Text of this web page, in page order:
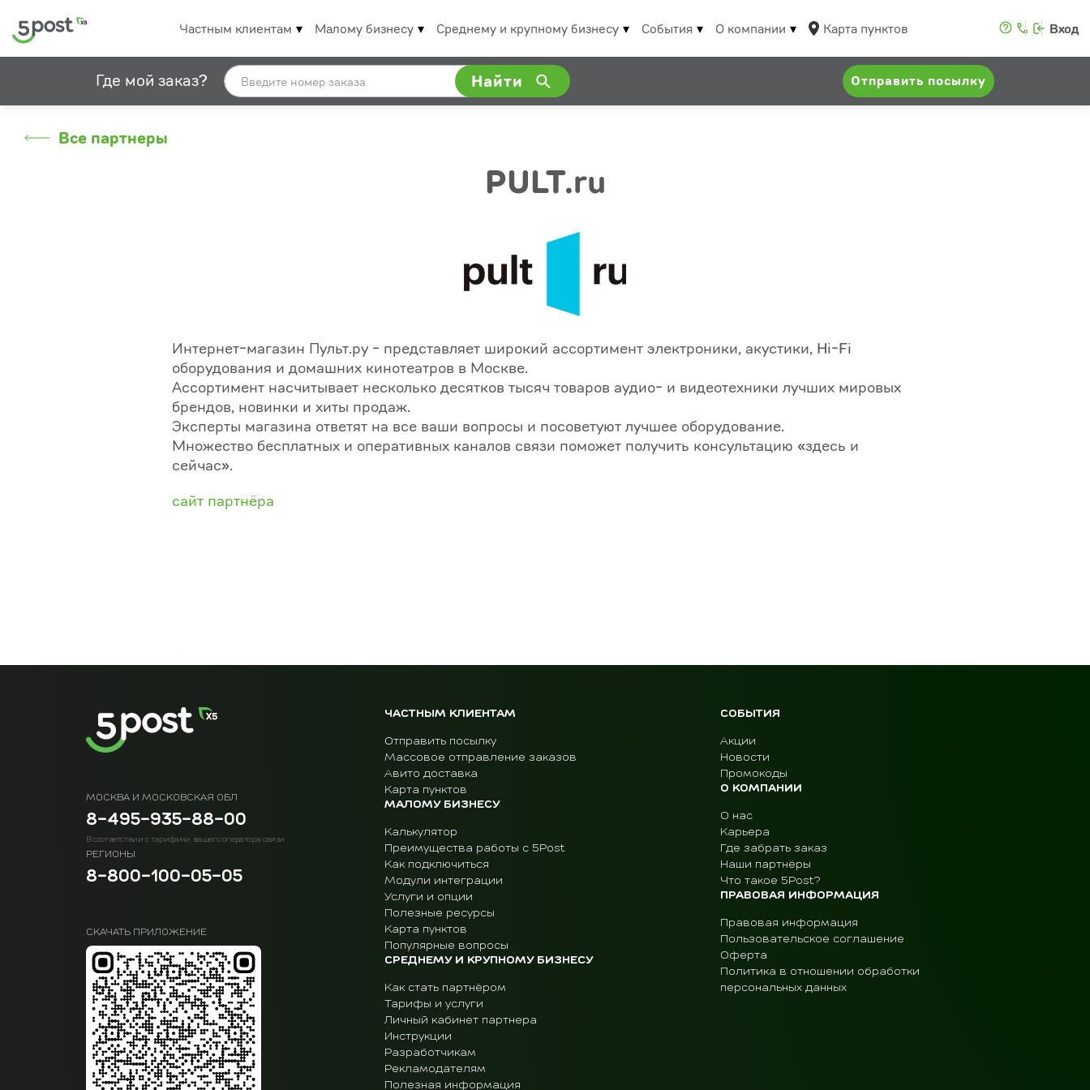
Частным клиентам Малому бизнесу Среднему и крупному бизнесу События О компании Карта пунктов Вход
Где мой заказ? Найти Отправить посылку
Все партнеры
PULT.ru
Интернет-магазин Пульт.ру - представляет широкий ассортимент электроники, акустики, Hi-Fi
оборудования и домашних кинотеатров в Москве.
Ассортимент насчитывает несколько десятков тысяч товаров аудио- и видеотехники лучших мировых
брендов, новинки и хиты продаж.
Эксперты магазина ответят на все ваши вопросы и посоветуют лучшее оборудование.
Множество бесплатных и оперативных каналов связи поможет получить консультацию «здесь и
сейчас».
сайт партнёра
МОСКВА И МОСКОВСКАЯ ОБЛ
8-495-935-88-00
В соответствии с тарифами вашего оператора связи
РЕГИОНЫ
8-800-100-05-05
СКАЧАТЬ ПРИЛОЖЕНИЕ
ЧАСТНЫМ КЛИЕНТАМ
Отправить посылку
Массовое отправление заказов
Авито доставка
Карта пунктов
МАЛОМУ БИЗНЕСУ
Калькулятор
Преимущества работы с 5Post
Как подключиться
Модули интеграции
Услуги и опции
Полезные ресурсы
Карта пунктов
Популярные вопросы
СРЕДНЕМУ И КРУПНОМУ БИЗНЕСУ
Как стать партнёром
Тарифы и услуги
Личный кабинет партнера
Инструкции
Разработчикам
Рекламодателям
Полезная информация
СОБЫТИЯ
Акции
Новости
Промокоды
О КОМПАНИИ
О нас
Карьера
Где забрать заказ
Наши партнёры
Что такое 5Post?
ПРАВОВАЯ ИНФОРМАЦИЯ
Правовая информация
Пользовательское соглашение
Оферта
Политика в отношении обработки
персональных данных